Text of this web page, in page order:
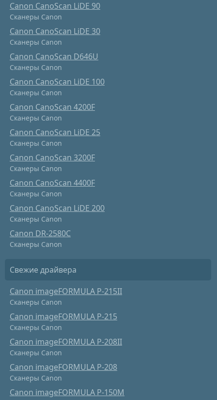
Canon CanoScan LiDE 90
Сканеры Canon
Canon CanoScan LiDE 30
Сканеры Canon
Canon CanoScan D646U
Сканеры Canon
Canon CanoScan LiDE 100
Сканеры Canon
Canon CanoScan 4200F
Сканеры Canon
Canon CanoScan LiDE 25
Сканеры Canon
Canon CanoScan 3200F
Сканеры Canon
Canon CanoScan 4400F
Сканеры Canon
Canon CanoScan LiDE 200
Сканеры Canon
Canon DR-2580C
Сканеры Canon
Свежие драйвера
Canon imageFORMULA P-215II
Сканеры Canon
Canon imageFORMULA P-215
Сканеры Canon
Canon imageFORMULA P-208II
Сканеры Canon
Canon imageFORMULA P-208
Сканеры Canon
Canon imageFORMULA P-150M